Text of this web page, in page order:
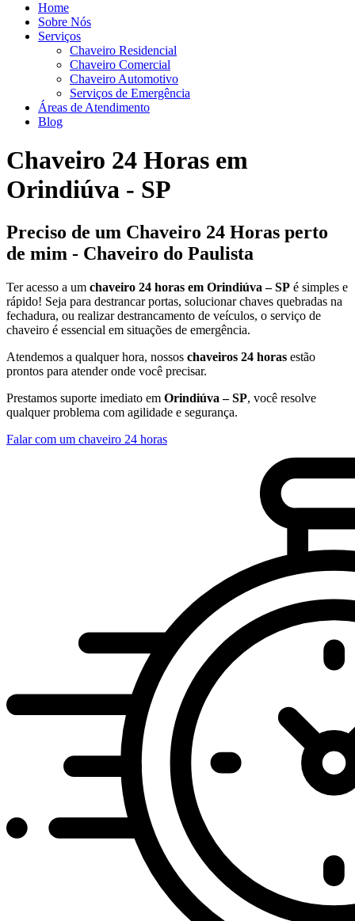
Home
Sobre Nós
Serviços
Chaveiro Residencial
Chaveiro Comercial
Chaveiro Automotivo
Serviços de Emergência
Áreas de Atendimento
Blog
Chaveiro 24 Horas em
Orindiúva - SP
Preciso de um Chaveiro 24 Horas perto
de mim - Chaveiro do Paulista
Ter acesso a um chaveiro 24 horas em Orindiúva – SP é simples e
rápido! Seja para destrancar portas, solucionar chaves quebradas na
fechadura, ou realizar destrancamento de veículos, o serviço de
chaveiro é essencial em situações de emergência.
Atendemos a qualquer hora, nossos chaveiros 24 horas estão
prontos para atender onde você precisar.
Prestamos suporte imediato em Orindiúva – SP, você resolve
qualquer problema com agilidade e segurança.
Falar com um chaveiro 24 horas